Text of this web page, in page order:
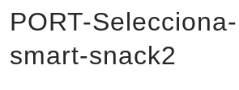
PORT-
smart-snack2